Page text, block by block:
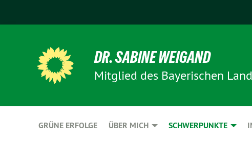
DR. SABINE WEIGAND
Mitglied des Bayerischen
GRÜNE ERFOLGE ÜBER MICH SCHWERPUNKTE